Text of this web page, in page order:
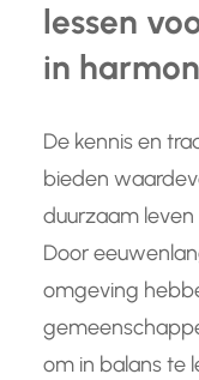
lessen
in
De kennis en
bieden
duurzaam
Door
omgeving
om in balans te